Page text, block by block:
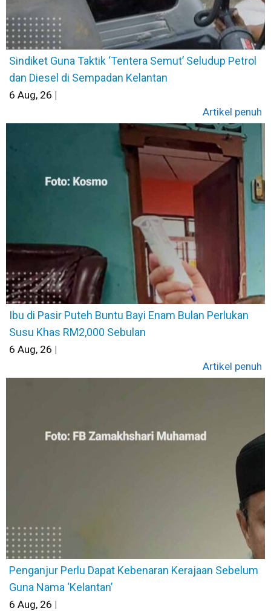
Sindiket Guna Taktik ‘Tentera Semut’ Seludup Petrol
dan Diesel di Sempadan Kelantan
6 Aug, 26 |
Artikel penuh
Ibu di Pasir Puteh Buntu Bayi Enam Bulan Perlukan
Susu Khas RM2,000 Sebulan
6 Aug, 26 |
Artikel penuh
Penganjur Perlu Dapat Kebenaran Kerajaan Sebelum
Guna Nama ‘Kelantan’
6 Aug, 26 |